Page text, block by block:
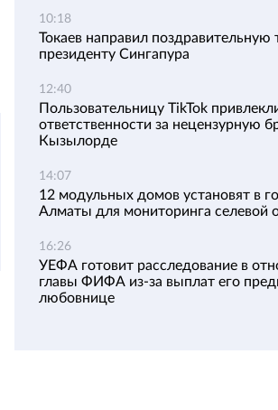
10:18
Токаев направил поздравительную
президенту Сингапура
12:40
Пользовательницу TikTok
ответственности за нецензурную
Кызылорде
14:07
12 модульных домов установят в
Алматы для мониторинга селевой
16:26
УЕФА готовит расследование в
главы ФИФА из-за выплат его
любовнице